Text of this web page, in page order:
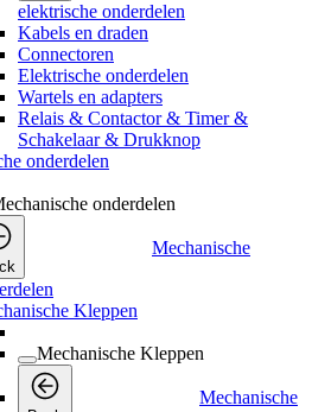
elektrische onderdelen
Kabels en draden
Connectoren
Elektrische onderdelen
Wartels en adapters
Relais & Contactor & Timer &
Schakelaar & Drukknop
onderdelen
onderdelen
Mechanische
Kleppen
Mechanische Kleppen
Mechanische